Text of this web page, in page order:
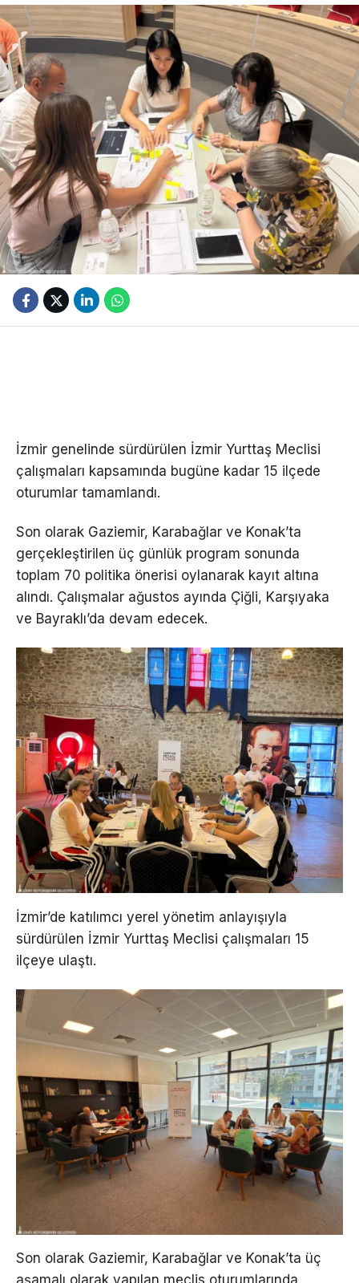
İzmir genelinde sürdürülen İzmir Yurttaş Meclisi
çalışmaları kapsamında bugüne kadar 15 ilçede
oturumlar tamamlandı.
Son olarak Gaziemir, Karabağlar ve Konak’ta
gerçekleştirilen üç günlük program sonunda
toplam 70 politika önerisi oylanarak kayıt altına
alındı. Çalışmalar ağustos ayında Çiğli, Karşıyaka
ve Bayraklı’da devam edecek.
İzmir’de katılımcı yerel yönetim anlayışıyla
sürdürülen İzmir Yurttaş Meclisi çalışmaları 15
ilçeye ulaştı.
Son olarak Gaziemir, Karabağlar ve Konak’ta üç